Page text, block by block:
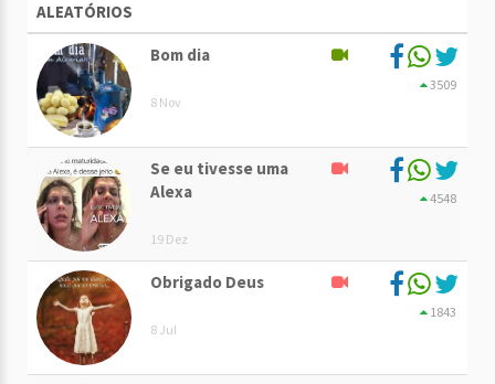
ALEATÓRIOS
Bom dia
8 Nov
3509
Se eu tivesse uma
Alexa
19 Dez
4548
Obrigado Deus
8 Jul
1843